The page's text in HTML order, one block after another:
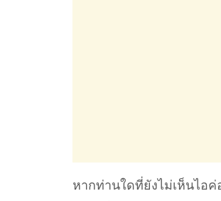
หากท่านใดที่ยังไม่เห็นไอ